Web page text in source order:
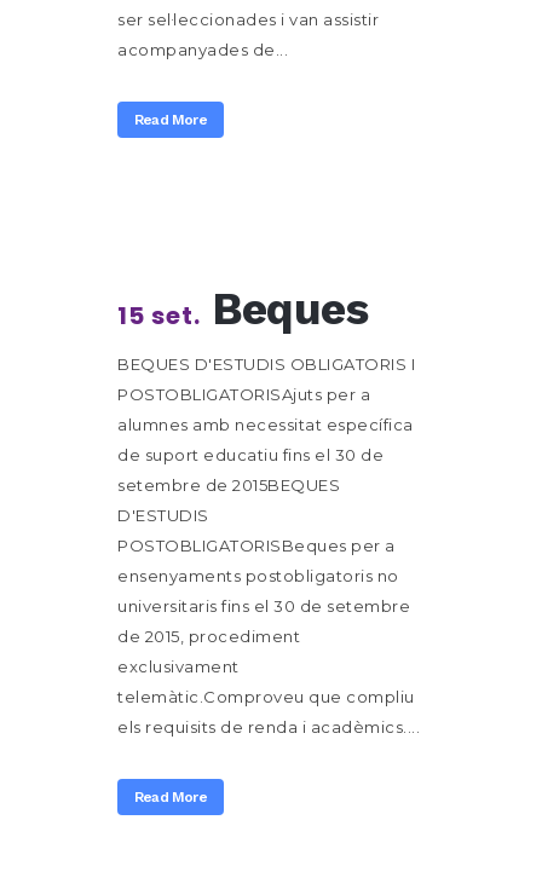
ser sel·leccionades i van assistir
acompanyades de...
Read More
15 set. Beques
BEQUES D'ESTUDIS OBLIGATORIS I
POSTOBLIGATORISAjuts per a
alumnes amb necessitat específica
de suport educatiu fins el 30 de
setembre de 2015BEQUES
D'ESTUDIS
POSTOBLIGATORISBeques per a
ensenyaments postobligatoris no
universitaris fins el 30 de setembre
de 2015, procediment
exclusivament
telemàtic.Comproveu que compliu
els requisits de renda i acadèmics....
Read More